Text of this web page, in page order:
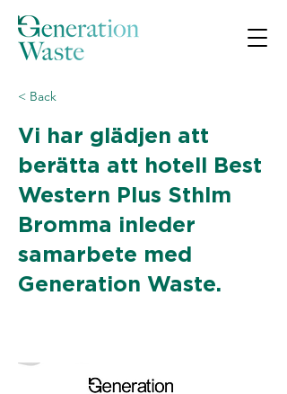
< Back
Vi har glädjen att
berätta att hotell Best
Western Plus Sthlm
Bromma inleder
samarbete med
Generation Waste.